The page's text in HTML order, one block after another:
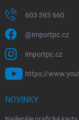
603 593 660
@importpc.cz
importpc.cz
https://
NOVINKY